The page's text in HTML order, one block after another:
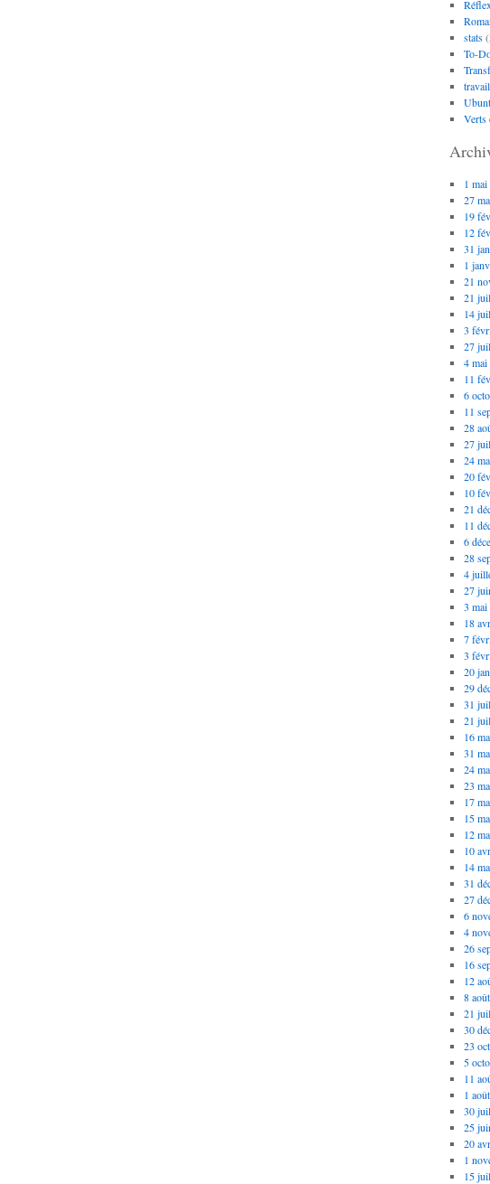
stats
To-
travail
Verts
1
27
19
12
31
1
21
21
14
3
27
4 mai
11
6
11
28
27
24
20
10
21
11
6
28
4
27
3 mai
18
7
3
20
29
31
21
16
31
24
23
17
15
12
10
14
31
27
6
4
26
16
12
8
21
30
23
5
11
1
30
25
20
1
15